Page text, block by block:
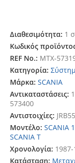
Διαθεσιμότητα: 1
Κωδικός
REF No.: MTX-
Κατηγορία:
Μάρκα: SCANIA
Αντικαταστάσεις:
573400
Αντιστοιχίες:
Μοντέλο: SCANIA
SCANIA T
Χρονολογία:
Κατάσταση: